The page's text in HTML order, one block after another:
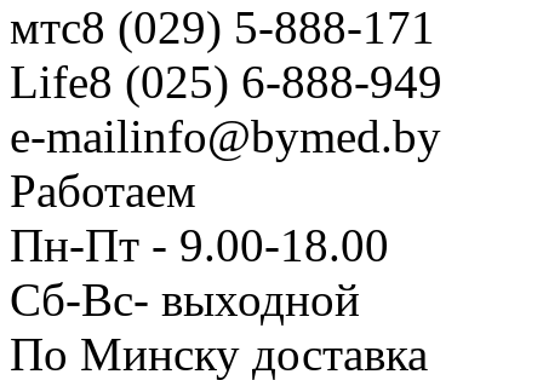
мтс8 (029) 5-888-171
Life8 (025) 6-888-949
e-mailinfo@bymed.by
Работаем
Пн-Пт - 9.00-18.00
Сб-Вс- выходной
По Минску доставка